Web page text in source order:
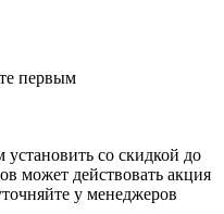
первым
со скидкой до
может действовать акция
у менеджеров